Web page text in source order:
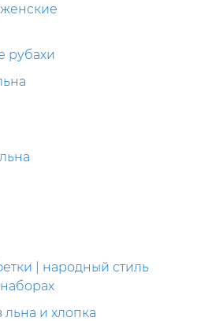
рубахи
| народный стиль
льна и хлопка